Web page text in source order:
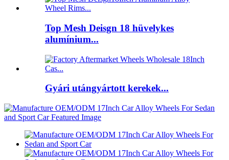
Top Mesh Deisgn 18 hüvelykes
alumínium...
Gyári utángyártott kerekek...